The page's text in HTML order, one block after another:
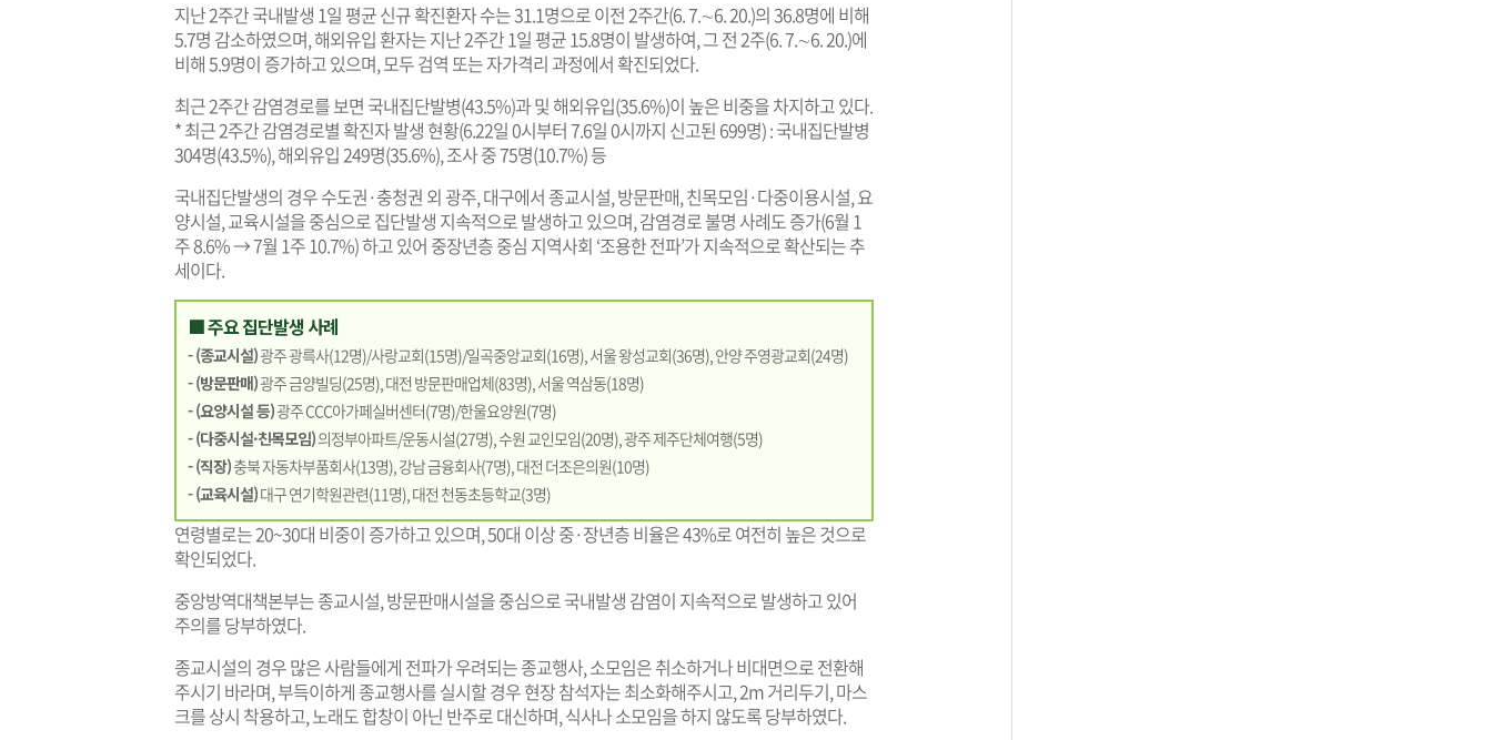
지난 2주간 국내발생 1일 평균 신규 확진환자 수는 31.1명으로 이전 2주간(6. 7.∼6. 20.)의 36.8명에 비해
5.7명 감소하였으며, 해외유입 환자는 지난 2주간 1일 평균 15.8명이 발생하여, 그 전 2주(6. 7.∼6. 20.)에
비해 5.9명이 증가하고 있으며, 모두 검역 또는 자가격리 과정에서 확진되었다.
최근 2주간 감염경로를 보면 국내집단발병(43.5%)과 및 해외유입(35.6%)이 높은 비중을 차지하고 있다.
* 최근 2주간 감염경로별 확진자 발생 현황(6.22일 0시부터 7.6일 0시까지 신고된 699명) : 국내집단발병
304명(43.5%), 해외유입 249명(35.6%), 조사 중 75명(10.7%) 등
국내집단발생의 경우 수도권·충청권 외 광주, 대구에서 종교시설, 방문판매, 친목모임·다중이용시설, 요
양시설, 교육시설을 중심으로 집단발생 지속적으로 발생하고 있으며, 감염경로 불명 사례도 증가(6월 1
주 8.6% → 7월 1주 10.7%) 하고 있어 중장년층 중심 지역사회 ‘조용한 전파’가 지속적으로 확산되는 추
세이다.
■ 주요 집단발생 사례
- (종교시설)광주 광륵사(12명)/사랑교회(15명)/일곡중앙교회(16명), 서울 왕성교회(36명), 안양 주영광교회(24명)
- (방문판매)광주 금양빌딩(25명), 대전 방문판매업체(83명), 서울 역삼동(18명)
- (요양시설 등)광주 CCC아가페실버센터(7명)/한울요양원(7명)
- (다중시설·친목모임)의정부아파트/운동시설(27명), 수원 교인모임(20명), 광주 제주단체여행(5명)
- (직장)충북 자동차부품회사(13명), 강남 금융회사(7명), 대전 더조은의원(10명)
- (교육시설)대구 연기학원관련(11명), 대전 천동초등학교(3명)
연령별로는 20~30대 비중이 증가하고 있으며, 50대 이상 중·장년층 비율은 43%로 여전히 높은 것으로
확인되었다.
중앙방역대책본부는 종교시설, 방문판매시설을 중심으로 국내발생 감염이 지속적으로 발생하고 있어
주의를 당부하였다.
종교시설의 경우 많은 사람들에게 전파가 우려되는 종교행사, 소모임은 취소하거나 비대면으로 전환해
주시기 바라며, 부득이하게 종교행사를 실시할 경우 현장 참석자는 최소화해주시고, 2m 거리두기, 마스
크를 상시 착용하고, 노래도 합창이 아닌 반주로 대신하며, 식사나 소모임을 하지 않도록 당부하였다.